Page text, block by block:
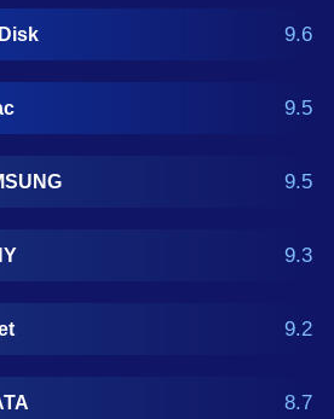
。如果您正在查
好？那么本64GB内存
作为选购参考，我们致
供64GB内存卡品牌推
单每月更新一次)
9.6
9.5
9.5
9.3
9.2
8.7